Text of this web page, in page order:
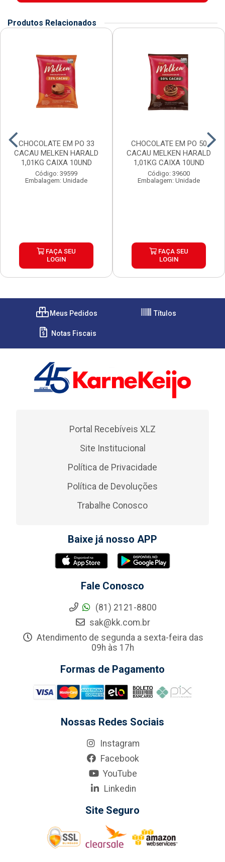
Produtos Relacionados
CHOCOLATE EM PO 33
CACAU MELKEN HARALD
1,01KG CAIXA 10UND
Código: 39599
Embalagem: Unidade
FAÇA SEU
LOGIN
CHOCOLATE EM PO 50
CACAU MELKEN HARALD
1,01KG CAIXA 10UND
Código: 39600
Embalagem: Unidade
FAÇA SEU
LOGIN
Meus Pedidos Títulos
Notas Fiscais
Portal Recebíveis XLZ
Site Institucional
Política de Privacidade
Política de Devoluções
Trabalhe Conosco
Baixe já nosso APP
Fale Conosco
(81) 2121-8800
sak@kk.com.br
Atendimento de segunda a sexta-feira das
09h às 17h
Formas de Pagamento
Nossas Redes Sociais
Instagram
Facebook
YouTube
Linkedin
Site Seguro